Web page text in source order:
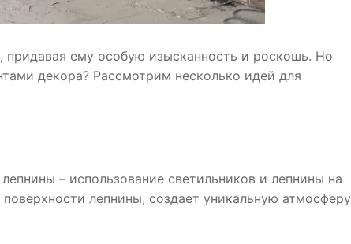
придавая ему особую изысканность и роскошь. Но
декора? Рассмотрим несколько идей для
– использование светильников и лепнины на
лепнины, создает уникальную атмосферу